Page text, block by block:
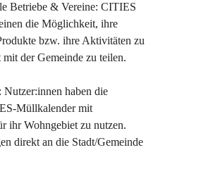
Betriebe & Vereine: CITIES
die Möglichkeit, ihre
bzw. ihre Aktivitäten zu
der Gemeinde zu teilen.
haben die
Müllkalender mit
ihr Wohngebiet zu nutzen.
direkt an die Stadt/Gemeinde